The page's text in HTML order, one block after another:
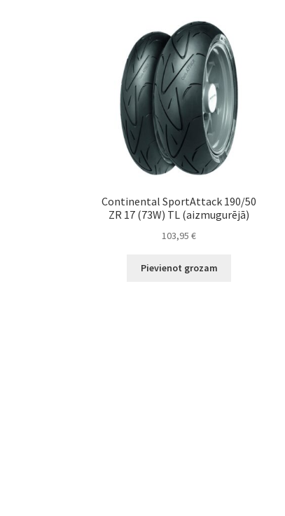
Continental SportAttack 190/50
ZR 17 (73W) TL (aizmugurējā)
103,95€
Pievienot grozam